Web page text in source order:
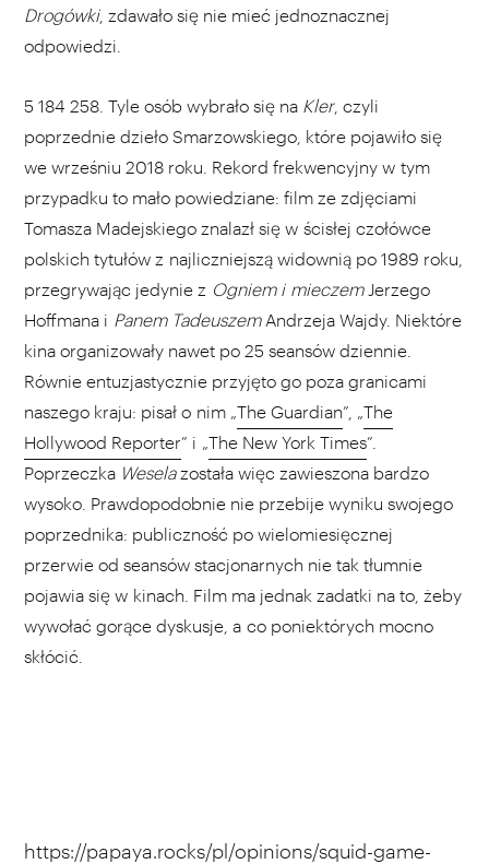
Drogówki, zdawało się nie mieć jednoznacznej
odpowiedzi.
5 184 258. Tyle osób wybrało się na Kler, czyli
poprzednie dzieło Smarzowskiego, które pojawiło się
we wrześniu 2018 roku. Rekord frekwencyjny w tym
przypadku to mało powiedziane: film ze zdjęciami
Tomasza Madejskiego znalazł się w ścisłej czołówce
polskich tytułów z najliczniejszą widownią po 1989 roku,
przegrywając jedynie z Ogniem i mieczemJerzego
Hoffmana i Panem Tadeuszem Andrzeja Wajdy. Niektóre
kina organizowały nawet po 25 seansów dziennie.
Równie entuzjastycznie przyjęto go poza granicami
naszego kraju: pisał o nim „The Guardian”, „The
Hollywood Reporter” i „The New York Times”.
Poprzeczka Weselazostała więc zawieszona bardzo
wysoko. Prawdopodobnie nie przebije wyniku swojego
poprzednika: publiczność po wielomiesięcznej
przerwie od seansów stacjonarnych nie tak tłumnie
pojawia się w kinach. Film ma jednak zadatki na to, żeby
wywołać gorące dyskusje, a co poniektórych mocno
skłócić.
https://papaya.rocks/pl/opinions/squid-game-